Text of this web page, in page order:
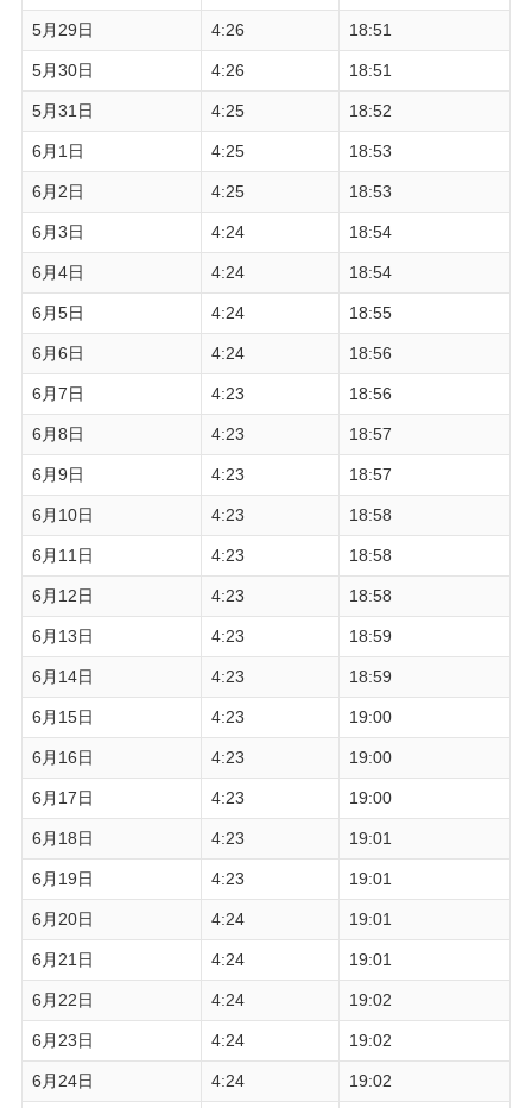
5月29日 4:26 18:51
5月30日 4:26 18:51
5月31日 4:25 18:52
6月1日 4:25 18:53
6月2日 4:25 18:53
6月3日 4:24 18:54
6月4日 4:24 18:54
6月5日 4:24 18:55
6月6日 4:24 18:56
6月7日 4:23 18:56
6月8日 4:23 18:57
6月9日 4:23 18:57
6月10日 4:23 18:58
6月11日 4:23 18:58
6月12日 4:23 18:58
6月13日 4:23 18:59
6月14日 4:23 18:59
6月15日 4:23 19:00
6月16日 4:23 19:00
6月17日 4:23 19:00
6月18日 4:23 19:01
6月19日 4:23 19:01
6月20日 4:24 19:01
6月21日 4:24 19:01
6月22日 4:24 19:02
6月23日 4:24 19:02
6月24日 4:24 19:02